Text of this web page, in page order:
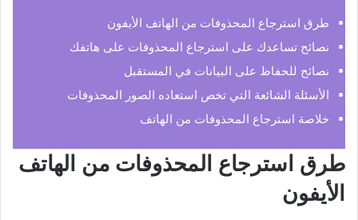
طرق استرجاع المحذوفات من الهاتف الأيفون
نصائح تساعدك على استرجاع المحذوفات على هاتفك
نصائح للحفاظ على البيانات في المستقبل
الأسئلة الشائعة التي تخص استعاده الصور المحذوفات
خلاصة استرجاع المحذوفات من الهاتف
طرق استرجاع المحذوفات من الهاتف
الأيفون